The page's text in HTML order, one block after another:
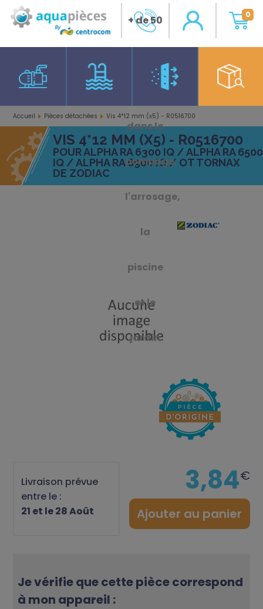
+ de 50
d'expérience
dans le
pompage,
l'arrosage,
la
piscine
et le
jardin
0
Accueil Pièces détachées Vis 4*12 mm (x5) - R0516700
VIS 4*12 MM (X5) - R0516700
POUR ALPHA RA 6300 IQ / ALPHA RA 6500
IQ / ALPHA RA 6900 IQ / OT TORNAX
DE ZODIAC
Livraison prévue
entre le :
21 et le 28 Août
3,84€
Ajouter au panier
Je vérifie que cette pièce correspond
à mon appareil :